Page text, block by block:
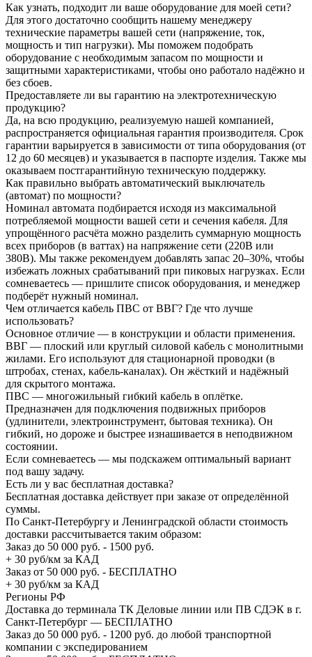
Как узнать, подходит ли ваше оборудование для моей сети?
Для этого достаточно сообщить нашему менеджеру
технические параметры вашей сети (напряжение, ток,
мощность и тип нагрузки). Мы поможем подобрать
оборудование с необходимым запасом по мощности и
защитными характеристиками, чтобы оно работало надёжно и
без сбоев.
Предоставляете ли вы гарантию на электротехническую
продукцию?
Да, на всю продукцию, реализуемую нашей компанией,
распространяется официальная гарантия производителя. Срок
гарантии варьируется в зависимости от типа оборудования (от
12 до 60 месяцев) и указывается в паспорте изделия. Также мы
оказываем постгарантийную техническую поддержку.
Как правильно выбрать автоматический выключатель
(автомат) по мощности?
Номинал автомата подбирается исходя из максимальной
потребляемой мощности вашей сети и сечения кабеля. Для
упрощённого расчёта можно разделить суммарную мощность
всех приборов (в ваттах) на напряжение сети (220В или
380В). Мы также рекомендуем добавлять запас 20–30%, чтобы
избежать ложных срабатываний при пиковых нагрузках. Если
сомневаетесь — пришлите список оборудования, и менеджер
подберёт нужный номинал.
Чем отличается кабель ПВС от ВВГ? Где что лучше
использовать?
Основное отличие — в конструкции и области применения.
ВВГ — плоский или круглый силовой кабель с монолитными
жилами. Его используют для стационарной проводки (в
штробах, стенах, кабель-каналах). Он жёсткий и надёжный
для скрытого монтажа.
ПВС — многожильный гибкий кабель в оплётке.
Предназначен для подключения подвижных приборов
(удлинители, электроинструмент, бытовая техника). Он
гибкий, но дороже и быстрее изнашивается в неподвижном
состоянии.
Если сомневаетесь — мы подскажем оптимальный вариант
под вашу задачу.
Есть ли у вас бесплатная доставка?
Бесплатная доставка действует при заказе от определённой
суммы.
По Санкт-Петербургу и Ленинградской области стоимость
доставки рассчитывается таким образом:
Заказ до 50 000 руб. - 1500 руб.
+ 30 руб/км за КАД
Заказ от 50 000 руб. - БЕСПЛАТНО
+ 30 руб/км за КАД
Регионы РФ
Доставка до терминала ТК Деловые линии или ПВ СДЭК в г.
Санкт-Петербург — БЕСПЛАТНО
Заказ до 50 000 руб. - 1200 руб. до любой транспортной
компании с экспедированием